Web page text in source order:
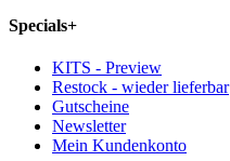
Specials+
KITS - Preview
Restock - wieder lieferbar
Gutscheine
Newsletter
Mein Kundenkonto